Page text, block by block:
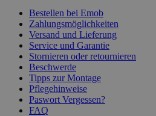
Bestellen bei Emob
Zahlungsmöglichkeiten
Versand und Lieferung
Service und Garantie
Stornieren oder retournieren
Beschwerde
Tipps zur Montage
Pflegehinweise
Paswort Vergessen?
FAQ